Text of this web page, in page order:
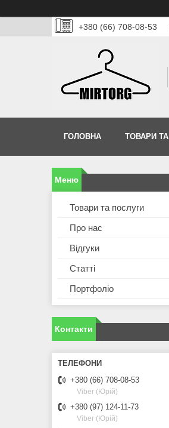
+380 (66) 708-08-53
ГОЛОВНА ТОВАРИ
Товари та послуги
Про нас
Відгуки
Статті
Портфоліо
Контакти
+380 (66) 708-08-53
Viber (Юрій)
+380 (97) 124-11-73
Viber (Юрій)